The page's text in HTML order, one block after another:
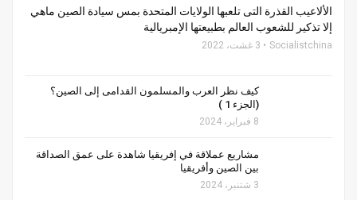
الألاعيب القذرة التى تلعبها الولايات المتحدة بمس سيادة الصين ماهي
إلا تذكير للشعوب العالم بطبيعتها الإمبريالية
Socialistchina 3 غشت، 2022
كيف نظر العرب والمسلمون القدامى إلى الصين؟
(الجزء 1 )
8 فبراير، 2024
مشاريع عملاقة في إفريقيا شاهدة على عمق الصداقة
بين الصين وأفريقيا
3 شتنبر، 2024